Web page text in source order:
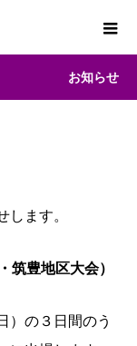
お知らせ
します。
筑豊地区大会）
）の３日間のう